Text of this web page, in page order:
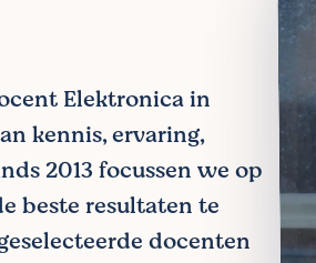
Elektronica in
kennis, ervaring,
2013 focussen we op
beste resultaten te
docenten